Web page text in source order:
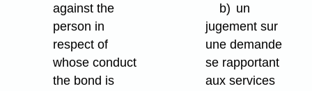
against the
person in
respect of
whose conduct
the bond is
b) un
jugement sur
une demande
se rapportant
aux services